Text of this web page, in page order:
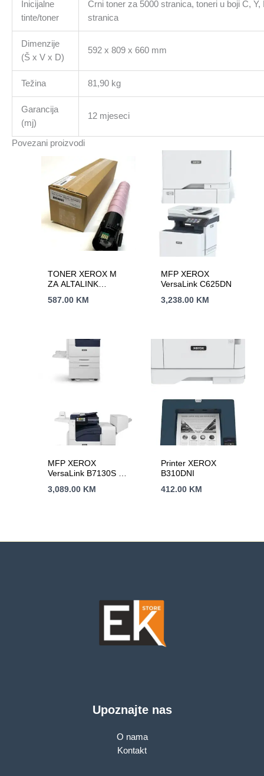
Inicijalne
tinte/toner
Crni toner za 5000 stranica, toneri u boji C, Y,
stranica
Dimenzije
(Š x V x D)
592 x 809 x 660 mm
Težina 81,90 kg
Garancija
(mj)
12 mjeseci
Povezani proizvodi
TONER XEROX M
ZA ALTALINK
587.00 KM
MFP XEROX
VersaLink C625DN
3,238.00 KM
MFP XEROX
VersaLink B7130S sa
postoljem + HDD 320
3,089.00 KM
Printer XEROX
B310DNI
412.00 KM
Upoznajte nas
O nama
Kontakt